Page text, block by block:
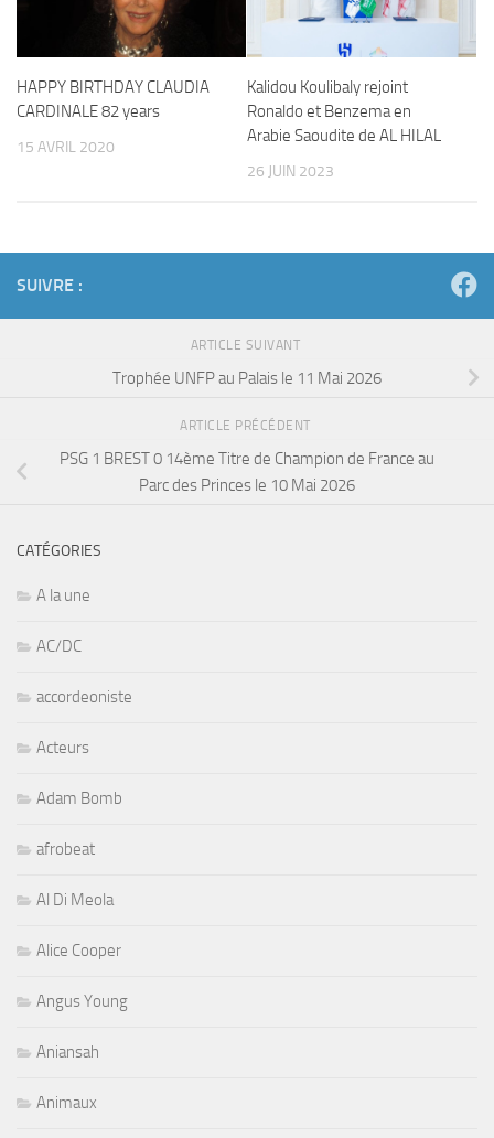
HAPPY BIRTHDAY CLAUDIA
CARDINALE 82 years
15 AVRIL 2020
Kalidou Koulibaly rejoint
Ronaldo et Benzema en
Arabie Saoudite de AL HILAL
26 JUIN 2023
SUIVRE :
ARTICLE SUIVANT
Trophée UNFP au Palais le 11 Mai 2026
ARTICLE PRÉCÉDENT
PSG 1 BREST 0 14ème Titre de Champion de France au
Parc des Princes le 10 Mai 2026
CATÉGORIES
A la une
AC/DC
accordeoniste
Acteurs
Adam Bomb
afrobeat
Al Di Meola
Alice Cooper
Angus Young
Aniansah
Animaux